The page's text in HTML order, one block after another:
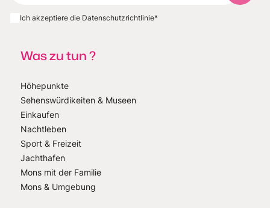
Ich akzeptiere die Datenschutzrichtlinie*
Was zu tun ?
Höhepunkte
Sehenswürdikeiten & Museen
Einkaufen
Nachtleben
Sport & Freizeit
Jachthafen
Mons mit der Familie
Mons & Umgebung